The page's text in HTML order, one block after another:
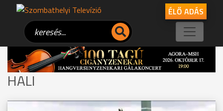
ÉLŐ ADÁS
HALI